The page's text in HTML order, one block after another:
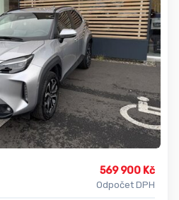
569 900 Kč
Odpočet DPH